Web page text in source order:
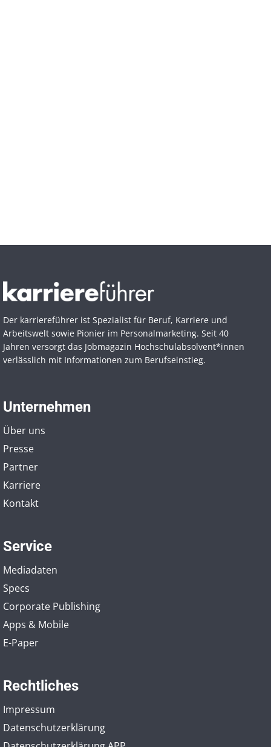
Der karriereführer ist Spezialist für Beruf, Karriere und
Arbeitswelt sowie Pionier im Personal­marketing. Seit 40
Jahren versorgt das Jobmagazin Hochschul­absolvent*innen
verlässlich mit Informationen zum Berufseinstieg.
Unternehmen
Über uns
Presse
Partner
Karriere
Kontakt
Service
Mediadaten
Specs
Corporate Publishing
Apps & Mobile
E-Paper
Rechtliches
Impressum
Datenschutzerklärung